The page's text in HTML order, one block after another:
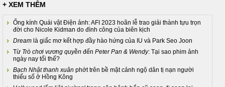
+ XEM THÊM
Ống kính Quái vật Điện ảnh: AFI 2023 hoãn lễ trao giải thành tựu trọn
đời cho Nicole Kidman do đình công của biên kịch
Dream là giấc mơ kết hợp đầy hào hứng của IU và Park Seo Joon
Từ Trò chơi vương quyền đến Peter Pan & Wendy: Tại sao phim ảnh
ngày nay tối thế?
Bạch Nhật thanh xuân phớt trên bề mặt cảnh ngộ dân tị nạn người
thiểu số ở Hồng Kông